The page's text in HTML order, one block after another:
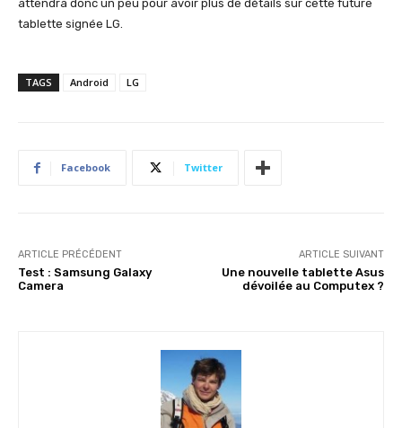
attendra donc un peu pour avoir plus de détails sur cette future
tablette signée LG.
TAGS Android LG
Facebook Twitter
ARTICLE PRÉCÉDENT
Test : Samsung Galaxy
Camera
ARTICLE SUIVANT
Une nouvelle tablette Asus
dévoilée au Computex ?